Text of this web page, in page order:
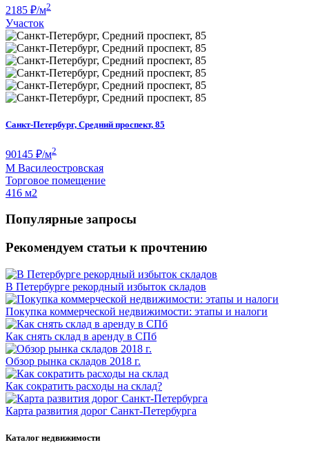
2185 ₽/м2
Участок
Санкт-Петербург, Средний проспект, 85
90145 ₽/м2
М Василеостровская
Торговое помещение
416 м2
Популярные запросы
Рекомендуем статьи к прочтению
В Петербурге рекордный избыток складов
Покупка коммерческой недвижимости: этапы и налоги
Как снять склад в аренду в СПб
Обзор рынка складов 2018 г.
Как сократить расходы на склад?
Карта развития дорог Санкт-Петербурга
Каталог недвижимости